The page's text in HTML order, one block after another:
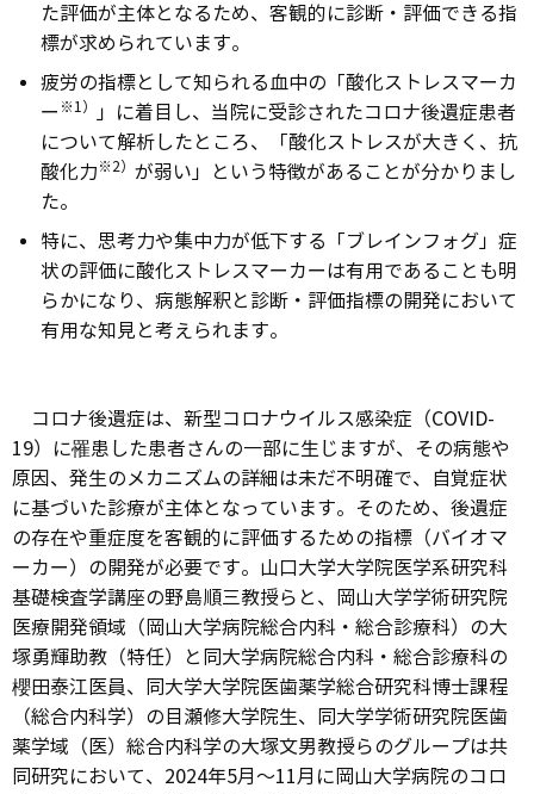
た評価が主体となるため、客観的に診断・評価できる指
標が求められています。
疲労の指標として知られる血中の「酸化ストレスマーカ
ー ※1） 」に着目し、当院に受診されたコロナ後遺症患者
について解析したところ、「酸化ストレスが大きく、抗
酸化力 ※2） が弱い」という特徴があることが分かりまし
た。
特に、思考力や集中力が低下する「ブレインフォグ」症
状の評価に酸化ストレスマーカーは有用であることも明
らかになり、病態解釈と診断・評価指標の開発において
有用な知見と考えられます。
コロナ後遺症は、新型コロナウイルス感染症（COVID-
19）に罹患した患者さんの一部に生じますが、その病態や
原因、発生のメカニズムの詳細は未だ不明確で、自覚症状
に基づいた診療が主体となっています。そのため、後遺症
の存在や重症度を客観的に評価するための指標（バイオマ
ーカー）の開発が必要です。山口大学大学院医学系研究科
基礎検査学講座の野島順三教授らと、岡山大学学術研究院
医療開発領域（岡山大学病院総合内科・総合診療科）の大
塚勇輝助教（特任）と同大学病院総合内科・総合診療科の
櫻田泰江医員、同大学大学院医歯薬学総合研究科博士課程
（総合内科学）の目瀬修大学院生、同大学学術研究院医歯
薬学域（医）総合内科学の大塚文男教授らのグループは共
同研究において、2024年5月～11月に岡山大学病院のコロ